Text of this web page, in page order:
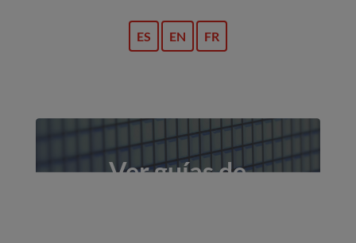
ES EN FR
Ver guías de